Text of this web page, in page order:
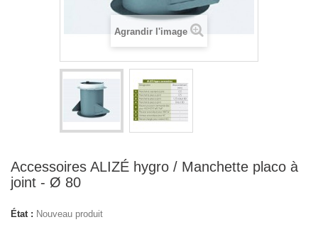
Agrandir l'image
Accessoires ALIZÉ hygro / Manchette placo à
joint - Ø 80
État : Nouveau produit